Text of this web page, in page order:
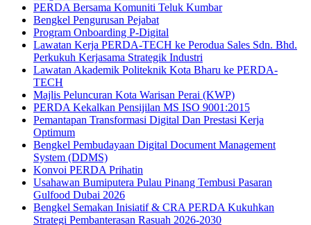
PERDA Bersama Komuniti Teluk Kumbar
Bengkel Pengurusan Pejabat
Program Onboarding P-Digital
Lawatan Kerja PERDA-TECH ke Perodua Sales Sdn. Bhd.
Perkukuh Kerjasama Strategik Industri
Lawatan Akademik Politeknik Kota Bharu ke PERDA-
TECH
Majlis Peluncuran Kota Warisan Perai (KWP)
PERDA Kekalkan Pensijilan MS ISO 9001:2015
Pemantapan Transformasi Digital Dan Prestasi Kerja
Optimum
Bengkel Pembudayaan Digital Document Management
System (DDMS)
Konvoi PERDA Prihatin
Usahawan Bumiputera Pulau Pinang Tembusi Pasaran
Gulfood Dubai 2026
Bengkel Semakan Inisiatif & CRA PERDA Kukuhkan
Strategi Pembanterasan Rasuah 2026-2030